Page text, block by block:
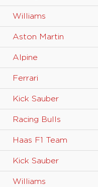
Williams
Aston Martin
Alpine
Ferrari
Kick Sauber
Racing Bulls
Haas F1 Team
Kick Sauber
Williams